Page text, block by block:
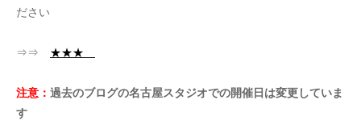
ださい
⇒⇒ ★★★
注意： 過去のブログの名古屋スタジオでの開催日は変更していま
す